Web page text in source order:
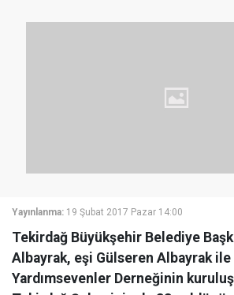
Yayınlanma: 19 Şubat 2017 Pazar 14:00
Tekirdağ Büyükşehir Belediye
Albayrak, eşi Gülseren Albayrak
Yardımsevenler Derneğinin